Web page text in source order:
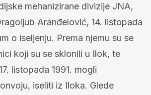
mehanizirane divizije JNA,
Aranđelović, 14. listopada
o iseljenju. Prema njemu su se
koji su se sklonili u Ilok, te
listopada 1991. mogli
iseliti iz Iloka. Glede